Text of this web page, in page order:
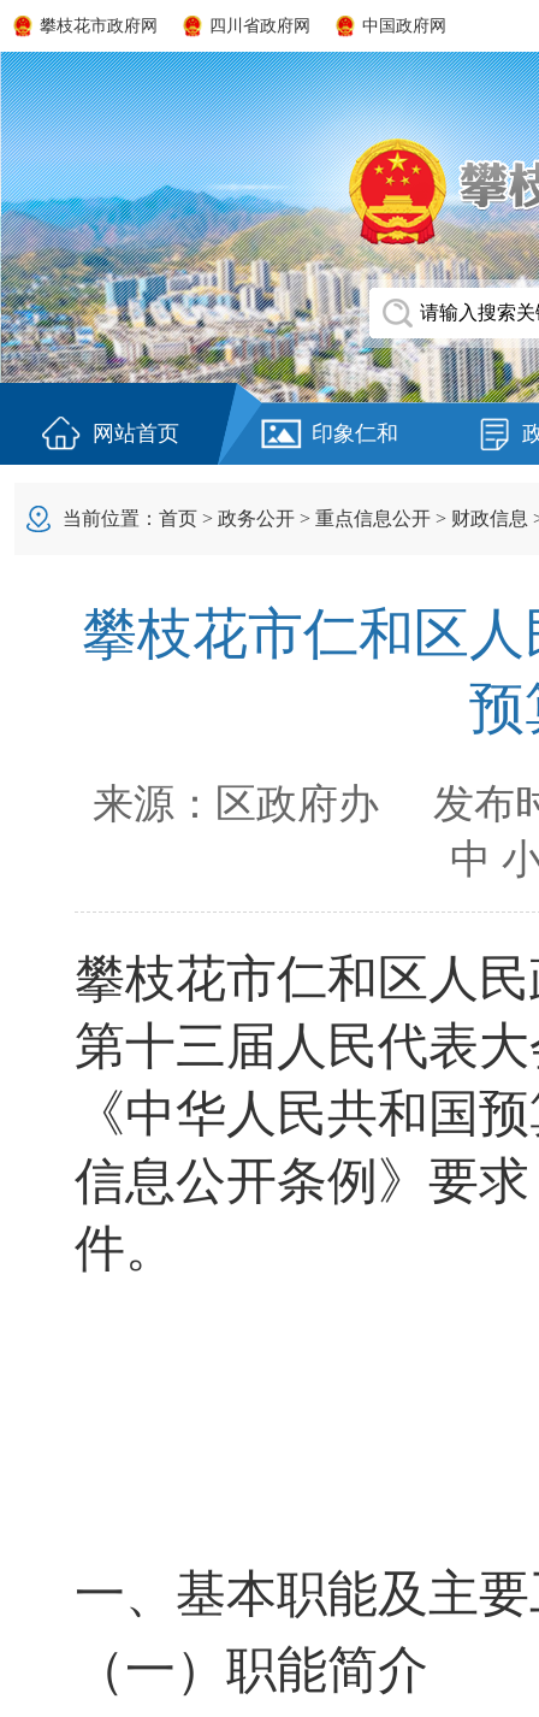
攀枝花市政府网 四川省政府网 中国政府网
网站首页 印象仁和
当前位置： 首页 > 政务公开 > 重点信息公开 > 财政信息
攀枝花市仁和区
预
来源： 区政府办 发布
中
攀枝花市仁和区人
第十三届人民代表
《中华人民共和国
信息公开条例》 要
件。
一、基本职能及主
（一）职能简介